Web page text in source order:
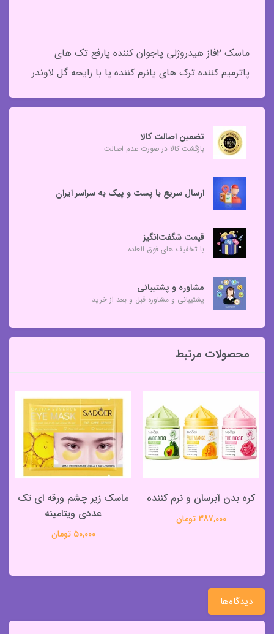
ماسک ۲فاز هیدروژلی پاجوان کننده پارفع تک های
پاترمیم کننده ترک های پانرم کننده پا با رایحه گل لاوندر
تضمین اصالت کالا
بازگشت کالا در صورت عدم اصالت
ارسال سریع با پست و پیک به سراسر ایران
قیمت شگفت‌انگیز
با تخفیف های فوق العاده
مشاوره و پشتیبانی
پشتیبانی و مشاوره قبل و بعد از خرید
محصولات مرتبط
کره بدن آبرسان و نرم کننده
387,000 تومان
ماسک زیر چشم ورقه ای تک
عددی ویتامینه
50,000 تومان
دیدگاه‌ها